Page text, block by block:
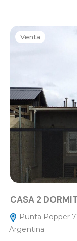
Venta
CASA 2
Punta Popper
Argentina